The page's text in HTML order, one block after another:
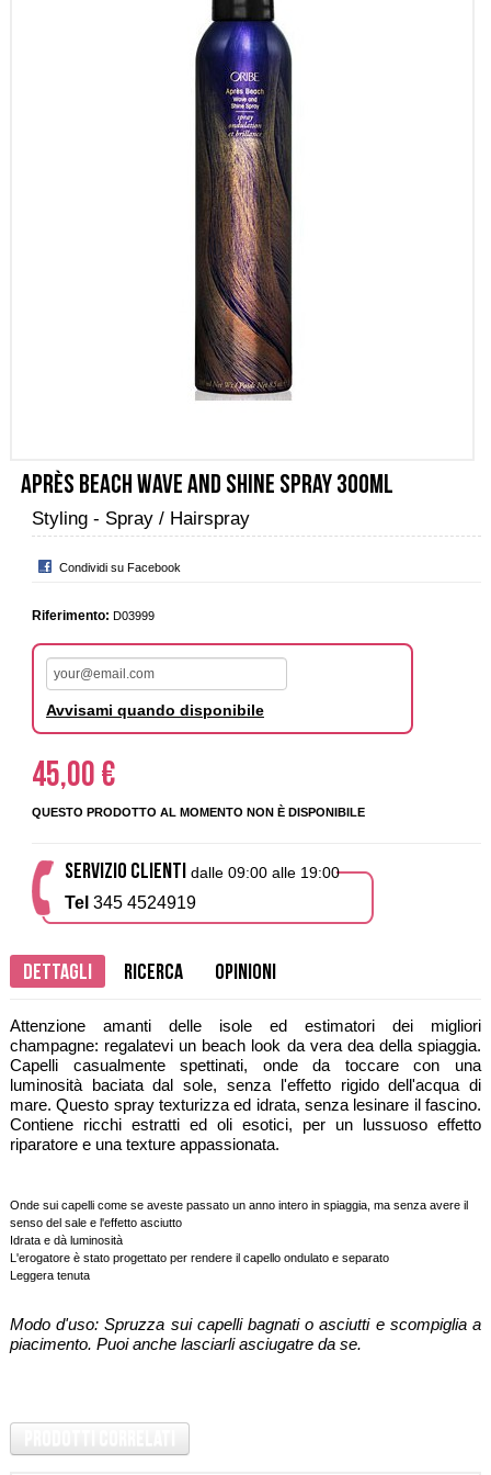
Après Beach Wave and Shine Spray 300ml
Styling - Spray / Hairspray
Condividi su Facebook
Riferimento: D03999
Avvisami quando disponibile
45,00 €
QUESTO PRODOTTO AL MOMENTO NON È DISPONIBILE
SERVIZIO CLIENTI dalle 09:00 alle 19:00
Tel 345 4524919
Dettagli Ricerca Opinioni
Attenzione amanti delle isole ed estimatori dei migliori
champagne: regalatevi un beach look da vera dea della spiaggia.
Capelli casualmente spettinati, onde da toccare con una
luminosità baciata dal sole, senza l'effetto rigido dell'acqua di
mare. Questo spray texturizza ed idrata, senza lesinare il fascino.
Contiene ricchi estratti ed oli esotici, per un lussuoso effetto
riparatore e una texture appassionata.
Onde sui capelli come se aveste passato un anno intero in spiaggia, ma senza avere il
senso del sale e l'effetto asciutto
Idrata e dà luminosità
L'erogatore è stato progettato per rendere il capello ondulato e separato
Leggera tenuta
Modo d'uso: Spruzza sui capelli bagnati o asciutti e scompiglia a
piacimento. Puoi anche lasciarli asciugatre da se.